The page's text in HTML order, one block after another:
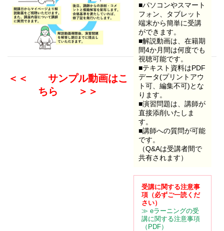
■パソコンやスマート
フォン、タブレット
端末から簡単に受講
ができます。
■解説動画は、在籍期
間4か月間は何度でも
視聴可能です。
■テキスト資料はPDF
データ(プリントアウ
ト可、編集不可)とな
ります。
■演習問題は、講師が
直接添削いたしま
す。
■講師への質問が可能
です。
（Q&Aは受講者間で
共有されます）
受講に関する注意事
項 （必ずご一読くだ
さい）
≫ eラーニングの受
講に関する注意事項
（PDF）
＜＜ サンプル動画はこ
ちら ＞＞